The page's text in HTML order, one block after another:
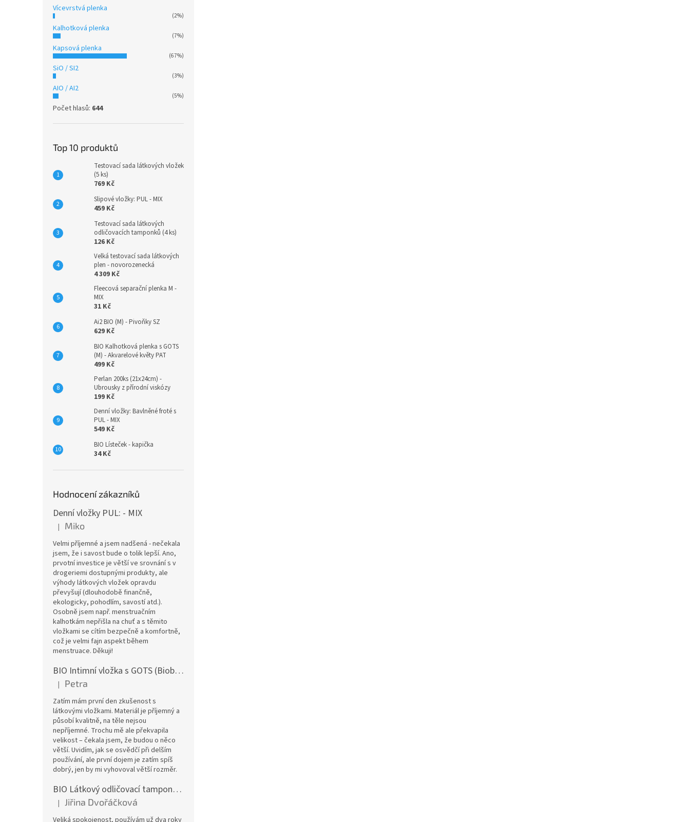
Vícevrstvá plenka
(2%)
Kalhotková plenka
(7%)
Kapsová plenka
(67%)
SiO / SI2
(3%)
AIO / AI2
(5%)
Počet hlasů: 644
Top 10 produktů
Testovací sada látkových vložek
(5 ks)
769 Kč
Slipové vložky: PUL - MIX
459 Kč
Testovací sada látkových
odličovacích tamponků (4 ks)
126 Kč
Velká testovací sada látkových
plen - novorozenecká
4 309 Kč
Fleecová separační plenka M -
MIX
31 Kč
Ai2 BIO (M) - Pivoňky SZ
629 Kč
BIO Kalhotková plenka s GOTS
(M) - Akvarelové květy PAT
499 Kč
Perlan 200ks (21x24cm) -
Ubrousky z přírodní viskózy
199 Kč
Denní vložky: Bavlněné froté s
PUL - MIX
549 Kč
BIO Lísteček - kapička
34 Kč
Hodnocení zákazníků
Denní vložky PUL: - MIX
Hodnocení produktu je 5 z 5 hvězdiček.
| Miko
Velmi příjemné a jsem nadšená - nečekala
jsem, že i savost bude o tolik lepší. Ano,
prvotní investice je větší ve srovnání s v
drogeriemi dostupnými produkty, ale
výhody látkových vložek opravdu
převyšují (dlouhodobě finančně,
ekologicky, pohodlím, savostí atd.).
Osobně jsem např. menstruačním
kalhotkám nepřišla na chuť a s těmito
vložkami se cítím bezpečně a komfortně,
což je velmi fajn aspekt během
menstruace. Děkuji!
BIO Intimní vložka s GOTS (Biobavlněný úplet) - Malované pivoňky v hořčicové
Hodnocení produktu je 5 z 5 hvězdiček.
| Petra
Zatím mám první den zkušenost s
látkovými vložkami. Materiál je příjemný a
působí kvalitně, na těle nejsou
nepříjemné. Trochu mě ale překvapila
velikost – čekala jsem, že budou o něco
větší. Uvidím, jak se osvědčí při delším
používání, ale první dojem je zatím spíš
dobrý, jen by mi vyhovoval větší rozměr.
BIO Látkový odličovací tamponek: Barevné bambusovo-biobavlněné froté
Hodnocení produktu je 5 z 5 hvězdiček.
| Jiřina Dvořáčková
Veliká spokojenost, používám už dva roky